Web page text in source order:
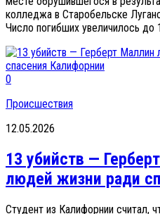
колледжа в Старобельске
Число погибших увеличилось до
0
Происшествия
12.05.2026
13 убийств —
людей жизни ради
Студент из Калифорнии считал,